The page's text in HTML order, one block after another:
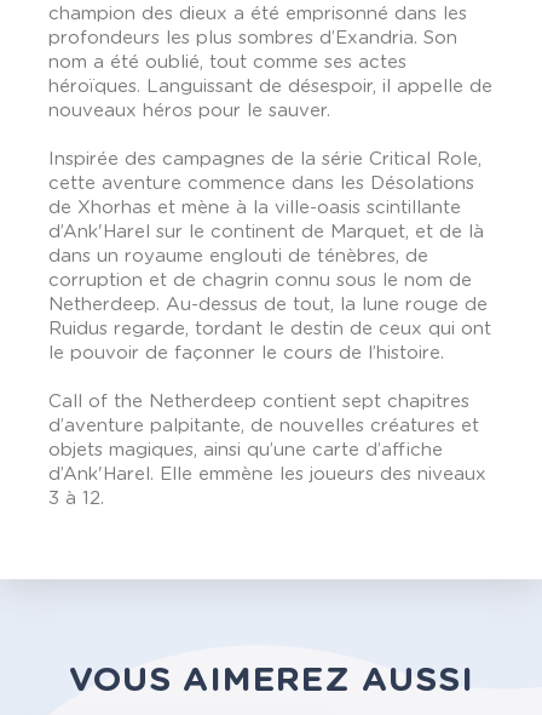
champion des dieux a été emprisonné dans les
profondeurs les plus sombres d’Exandria. Son
nom a été oublié, tout comme ses actes
héroïques. Languissant de désespoir, il appelle de
nouveaux héros pour le sauver.
Inspirée des campagnes de la série Critical Role,
cette aventure commence dans les Désolations
de Xhorhas et mène à la ville-oasis scintillante
d’Ank'Harel sur le continent de Marquet, et de là
dans un royaume englouti de ténèbres, de
corruption et de chagrin connu sous le nom de
Netherdeep. Au-dessus de tout, la lune rouge de
Ruidus regarde, tordant le destin de ceux qui ont
le pouvoir de façonner le cours de l’histoire.
Call of the Netherdeep contient sept chapitres
d’aventure palpitante, de nouvelles créatures et
objets magiques, ainsi qu’une carte d’affiche
d’Ank'Harel. Elle emmène les joueurs des niveaux
3 à 12.
VOUS AIMEREZ AUSSI